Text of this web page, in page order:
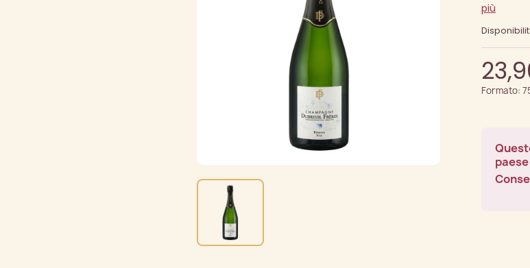
più
Formato: